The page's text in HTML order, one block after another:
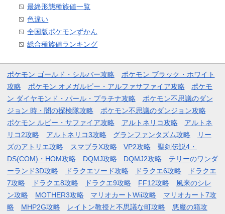
最終形態種族値一覧
色違い
全国版ポケモンずかん
総合種族値ランキング
ポケモン ゴールド・シルバー攻略
ポケモン ブラック・ホワイト
攻略
ポケモン オメガルビー・アルファサファイア攻略
ポケモ
ン ダイヤモンド・パール・プラチナ攻略
ポケモン不思議のダン
ジョン 時・闇の探検隊攻略
ポケモン不思議のダンジョン攻略
ポケモン ルビー・サファイア攻略
アルトネリコ攻略
アルトネ
リコ2攻略
アルトネリコ3攻略 グランファンタズム攻略
リー
ズのアトリエ攻略
スマブラX攻略 VP2攻略
聖剣伝説4・
DS(COM)・HOM攻略
DQMJ攻略 DQMJ2攻略
テリーのワンダ
ーランド3D攻略
ドラクエソード攻略 ドラクエ6攻略
ドラクエ
7攻略
ドラクエ8攻略 ドラクエ9攻略 FF12攻略
風来のシレ
ン攻略
MOTHER3攻略 マリオカートWii攻略
マリオカート7攻
略
MHP2G攻略 レイトン教授と不思議な町攻略 悪魔の箱攻